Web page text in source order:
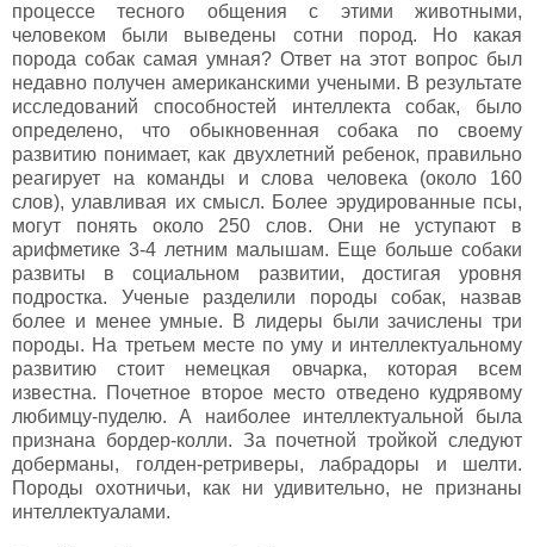
процессе тесного общения с этими животными,
человеком были выведены сотни пород. Но какая
порода собак самая умная? Ответ на этот вопрос был
недавно получен американскими учеными. В результате
исследований способностей интеллекта собак, было
определено, что обыкновенная собака по своему
развитию понимает, как двухлетний ребенок, правильно
реагирует на команды и слова человека (около 160
слов), улавливая их смысл. Более эрудированные псы,
могут понять около 250 слов. Они не уступают в
арифметике 3-4 летним малышам. Еще больше собаки
развиты в социальном развитии, достигая уровня
подростка. Ученые разделили породы собак, назвав
более и менее умные. В лидеры были зачислены три
породы. На третьем месте по уму и интеллектуальному
развитию стоит немецкая овчарка, которая всем
известна. Почетное второе место отведено кудрявому
любимцу-пуделю. А наиболее интеллектуальной была
признана бордер-колли. За почетной тройкой следуют
доберманы, голден-ретриверы, лабрадоры и шелти.
Породы охотничьи, как ни удивительно, не признаны
интеллектуалами.